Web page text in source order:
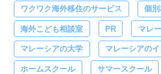
ワクワク海外移住のサービス 個
海外こども相談室 PR マレ
マレーシアの大学 マレーシアの
ホームスクール サマースクール